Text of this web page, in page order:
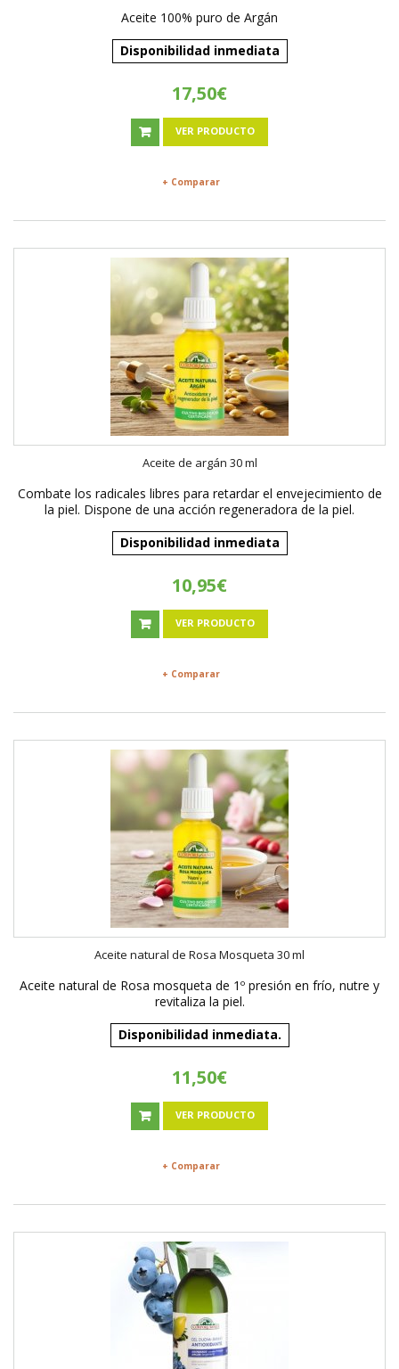
Aceite 100% puro de Argán
Disponibilidad inmediata
17,50€
VER PRODUCTO
+ Comparar
Aceite de argán 30 ml
Combate los radicales libres para retardar el envejecimiento de
la piel. Dispone de una acción regeneradora de la piel.
Disponibilidad inmediata
10,95€
VER PRODUCTO
+ Comparar
Aceite natural de Rosa Mosqueta 30 ml
Aceite natural de Rosa mosqueta de 1º presión en frío, nutre y
revitaliza la piel.
Disponibilidad inmediata.
11,50€
VER PRODUCTO
+ Comparar